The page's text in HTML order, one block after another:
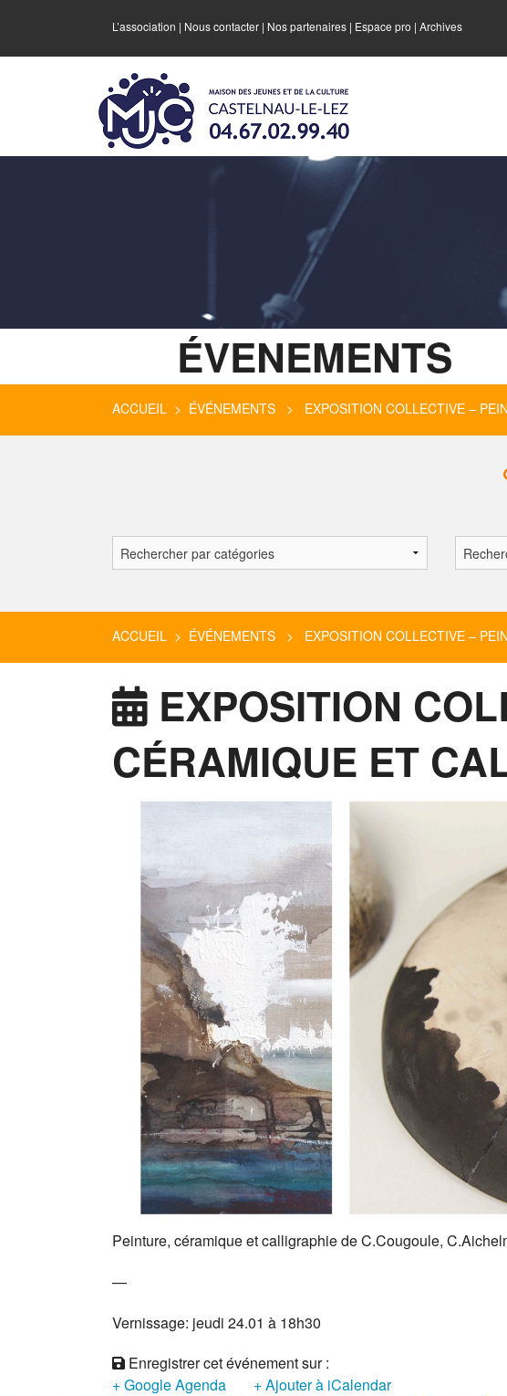
L’association | Nous contacter | Nos partenaires | Espace pro | Archives
ÉVENEMENTS
ACCUEIL > ÉVÉNEMENTS > EXPOSITION COLLECTIVE –
ACCUEIL > ÉVÉNEMENTS > EXPOSITION COLLECTIVE –
EXPOSITION
CÉRAMIQUE ET
Peinture, céramique et calligraphie de C.Cougoule,
—
Vernissage: jeudi 24.01 à 18h30
Enregistrer cet événement sur :
+ Google Agenda
+ Ajouter à iCalendar